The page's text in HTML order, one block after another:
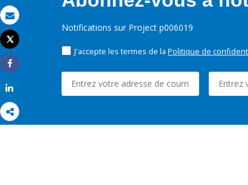
Email
Imprimer
Tweet
Share
Notifications sur Project p006019
J'accepte les termes de la Politique de